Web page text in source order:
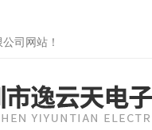
公司网站 ！